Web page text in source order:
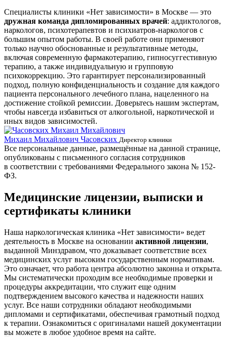
Специалисты клиники «Нет зависимости» в Москве — это
дружная команда дипломированных врачей: аддиктологов,
наркологов, психотерапевтов и психиатров-наркологов с
большим опытом работы. В своей работе они применяют
только научно обоснованные и результативные методы,
включая современную фармакотерапию, гипносуггестивную
терапию, а также индивидуальную и групповую
психокоррекцию. Это гарантирует персонализированный
подход, полную конфиденциальность и создание для каждого
пациента персонального лечебного плана, нацеленного на
достижение стойкой ремиссии. Доверьтесь нашим экспертам,
чтобы навсегда избавиться от алкогольной, наркотической и
иных видов зависимостей.
Михаил Михайлович Часовских Директор клиники
Все персональные данные, размещённые на данной странице,
опубликованы с письменного согласия сотрудников
в соответствии с требованиями Федерального закона № 152-
ФЗ.
Медицинские лицензии, выписки и
сертификаты клиники
Наша наркологическая клиника «Нет зависимости» ведет
деятельность в Москве на основании активной лицензии,
выданной Минздравом, что доказывает соответствие всех
медицинских услуг высоким государственным нормативам.
Это означает, что работа центра абсолютно законна и открыта.
Мы систематически проходим все необходимые проверки и
процедуры аккредитации, что служит еще одним
подтверждением высокого качества и надежности наших
услуг. Все наши сотрудники обладают необходимыми
дипломами и сертификатами, обеспечивая грамотный подход
к терапии. Ознакомиться с оригиналами нашей документации
вы можете в любое удобное время на сайте.